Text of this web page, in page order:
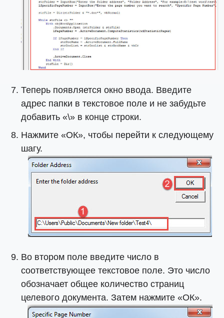
Теперь появляется окно ввода. Введите
адрес папки в текстовое поле и не забудьте
добавить «\» в конце строки.
Нажмите «ОК», чтобы перейти к следующему
шагу.
Во втором поле введите число в
соответствующее текстовое поле. Это число
обозначает общее количество страниц
целевого документа. Затем нажмите «ОК».